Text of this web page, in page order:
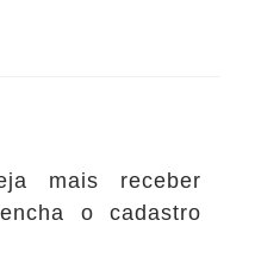
mais receber
o cadastro